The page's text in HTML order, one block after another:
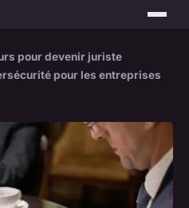
pour devenir juriste
pour les entreprises